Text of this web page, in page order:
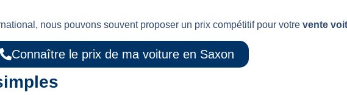
nous pouvons souvent proposer un prix compétitif pour votre vente
Connaître le prix de ma voiture en Saxon